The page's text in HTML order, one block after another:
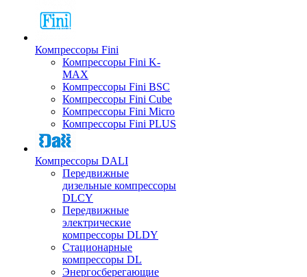
Компрессоры Fini
Компрессоры Fini K-
MAX
Компрессоры Fini BSC
Компрессоры Fini Cube
Компрессоры Fini Micro
Компрессоры Fini PLUS
Компрессоры DALI
Передвижные
дизельные компрессоры
DLCY
Передвижные
электрические
компрессоры DLDY
Стационарные
компрессоры DL
Энергосберегающие